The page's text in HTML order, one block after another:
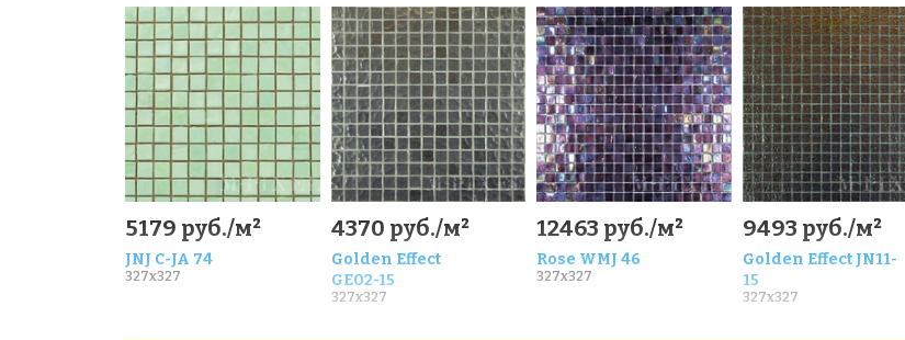
5179 руб./м²
JNJ C-JA 74
327x327
4370 руб./м²
Golden Effect
GE02-15
327x327
12463 руб./м²
Rose WMJ 46
327x327
9493 руб./м²
Golden Effect JN11-
15
327x327